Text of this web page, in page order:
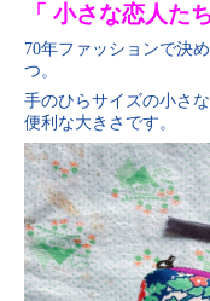
「 小さな恋人たち
70年ファッションで決
つ。
手のひらサイズの小さ
便利な大きさです。